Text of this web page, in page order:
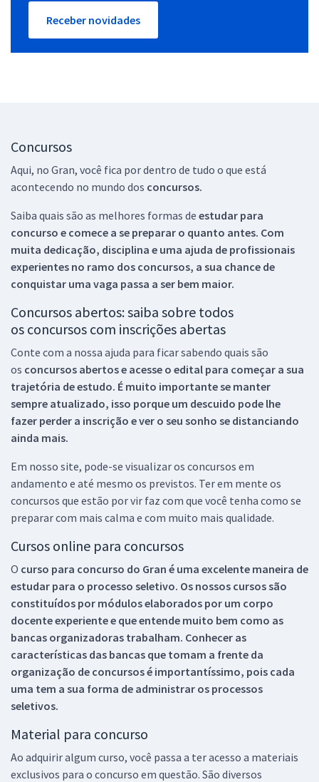
Receber novidades
Concursos
Aqui, no Gran, você fica por dentro de tudo o que está
acontecendo no mundo dos concursos.
Saiba quais são as melhores formas de estudar para
concurso e comece a se preparar o quanto antes. Com
muita dedicação, disciplina e uma ajuda de profissionais
experientes no ramo dos concursos, a sua chance de
conquistar uma vaga passa a ser bem maior.
Concursos abertos: saiba sobre todos
os concursos com inscrições abertas
Conte com a nossa ajuda para ficar sabendo quais são
os concursos abertos e acesse o edital para começar a sua
trajetória de estudo. É muito importante se manter
sempre atualizado, isso porque um descuido pode lhe
fazer perder a inscrição e ver o seu sonho se distanciando
ainda mais.
Em nosso site, pode-se visualizar os concursos em
andamento e até mesmo os previstos. Ter em mente os
concursos que estão por vir faz com que você tenha como se
preparar com mais calma e com muito mais qualidade.
Cursos online para concursos
O curso para concurso do Gran é uma excelente maneira de
estudar para o processo seletivo. Os nossos cursos são
constituídos por módulos elaborados por um corpo
docente experiente e que entende muito bem como as
bancas organizadoras trabalham. Conhecer as
características das bancas que tomam a frente da
organização de concursos é importantíssimo, pois cada
uma tem a sua forma de administrar os processos
seletivos.
Material para concurso
Ao adquirir algum curso, você passa a ter acesso a materiais
exclusivos para o concurso em questão. São diversos